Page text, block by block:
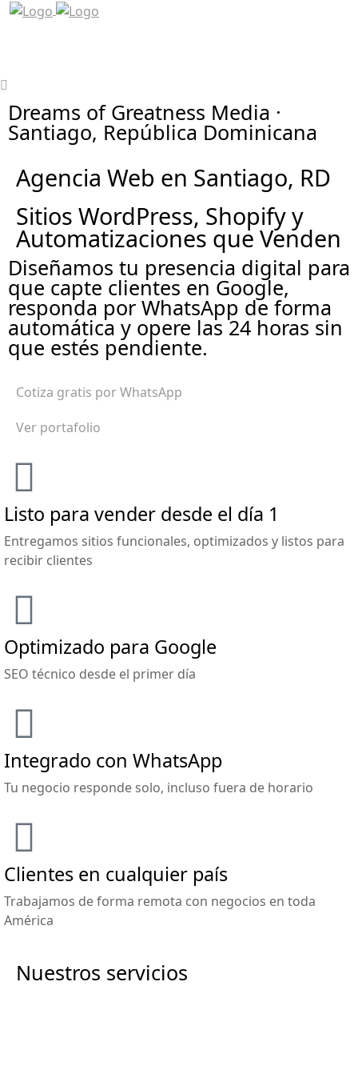
Dreams of Greatness Media ·
Santiago, República Dominicana
Agencia Web en Santiago, RD
Sitios WordPress, Shopify y
Automatizaciones que Venden
Diseñamos tu presencia digital para
que capte clientes en Google,
responda por WhatsApp de forma
automática y opere las 24 horas sin
que estés pendiente.
Cotiza gratis por WhatsApp
Ver portafolio
Listo para vender desde el día 1
Entregamos sitios funcionales, optimizados y listos para
recibir clientes
Optimizado para Google
SEO técnico desde el primer día
Integrado con WhatsApp
Tu negocio responde solo, incluso fuera de horario
Clientes en cualquier país
Trabajamos de forma remota con negocios en toda
América
Nuestros servicios